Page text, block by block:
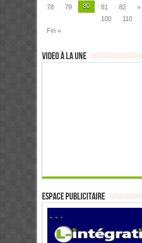
78
79 80 81 82 »
100
110
Fin »
Video à la Une
ESPACE PUBLICITAIRE